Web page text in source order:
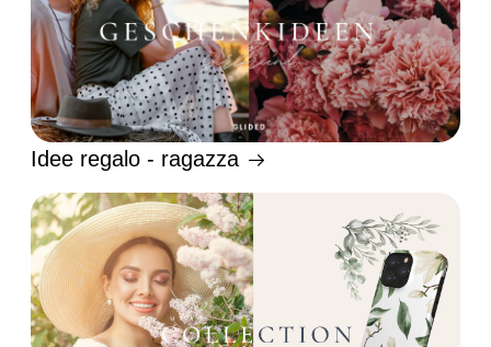
Idee regalo - ragazza